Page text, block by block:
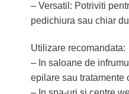
– Versatil: Potriviti
pedichiura sau chiar
Utilizare recomandata:
– In saloane de
epilare sau tratamente